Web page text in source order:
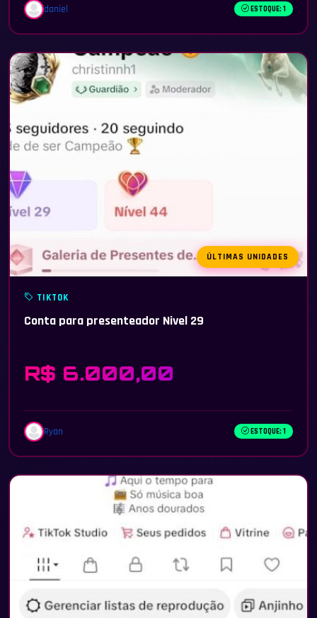
daniel ESTOQUE: 1
ÚLTIMAS UNIDADES
TIKTOK
Conta para presenteador Nivel 29
R$ 6.000,00
Ryan ESTOQUE: 1